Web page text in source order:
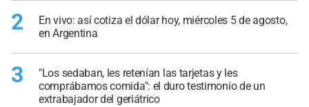
2
En vivo: así cotiza el dólar hoy, miércoles 5 de agosto,
en Argentina
3
"Los sedaban, les retenían las tarjetas y les
comprábamos comida": el duro testimonio de un
extrabajador del geriátrico